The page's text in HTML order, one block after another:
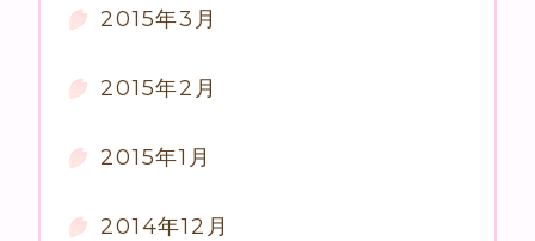
2015年3月
2015年2月
2015年1月
2014年12月